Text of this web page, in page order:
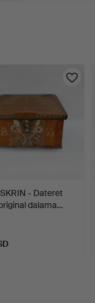
- Dateret
dalama…